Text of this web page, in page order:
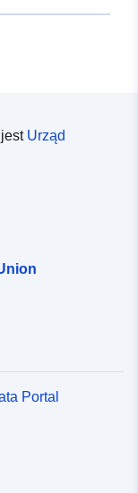
88u/dataset/
Urząd
Portal